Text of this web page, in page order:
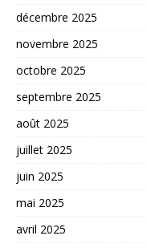
décembre 2025
novembre 2025
octobre 2025
septembre 2025
août 2025
juillet 2025
juin 2025
mai 2025
avril 2025